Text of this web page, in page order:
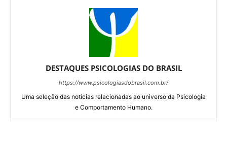
DESTAQUES PSICOLOGIAS DO BRASIL
https://www.psicologiasdobrasil.com.br/
Uma seleção das notícias relacionadas ao universo da Psicologia
e Comportamento Humano.